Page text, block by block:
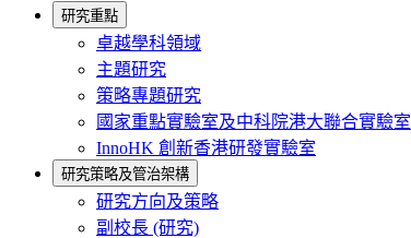
研究重點
卓越學科領域
主題研究
策略專題研究
國家重點實驗室及中科院港大聯合實驗室
InnoHK 創新香港研發實驗室
研究策略及管治架構
研究方向及策略
副校長 (研究)